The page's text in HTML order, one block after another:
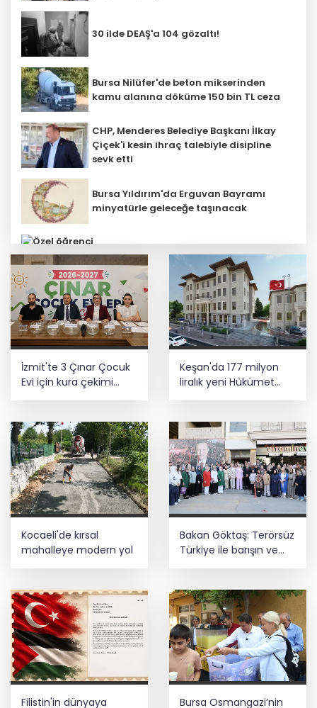
30 ilde DEAŞ'a 104 gözaltı!
Bursa Nilüfer'de beton mikserinden
kamu alanına döküme 150 bin TL ceza
CHP, Menderes Belediye Başkanı İlkay
Çiçek'i kesin ihraç talebiyle disipline
sevk etti
Bursa Yıldırım'da Erguvan Bayramı
minyatürle geleceğe taşınacak
Özel öğrenci yurtlarına ilişkin
yönetmelik değişikliği... Geçiş süresi
uzatıldı
E-KİP’e Türkiye’nin Dijital Dönüşüm
Ödülü... Kamu kategorisinde zirvede
gözaltı
Yurtta bugün hava nasıl olacak?
İzmit'te 3 Çınar Çocuk
Evi için kura çekimi
gerçekleştirildi
Keşan'da 177 milyon
liralık yeni Hükümet
Konağı'nın temeli atıldı
Kocaeli'de kırsal
mahalleye modern yol
Bakan Göktaş: Terörsüz
Türkiye ile barışın ve
Filistin'in dünyaya
Bursa Osmangazi’nin